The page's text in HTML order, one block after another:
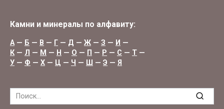
Камни и минералы по алфавиту:
А— Б — В — Г — Д — Ж — З — И —
К — Л — М — Н — О — П — Р — С — Т —
У — Ф — Х — Ц — Ч — Ш — Э — Я
Search
for: